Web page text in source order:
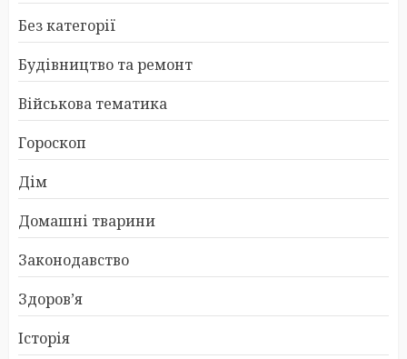
Без категорії
Будівництво та ремонт
Військова тематика
Гороскоп
Дім
Домашні тварини
Законодавство
Здоров’я
Історія